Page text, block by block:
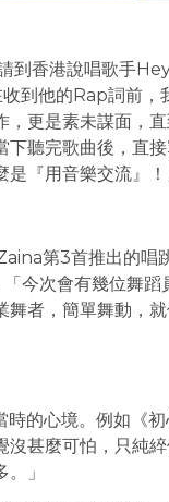
到香港說唱歌手
到他的Rap詞前
更是素未謀面，
聽完歌曲後，直
『用音樂交流』！
第3首推出的唱
今次會有幾位舞
者，簡單舞動，
的心境。例如《
甚麼可怕，只純
」